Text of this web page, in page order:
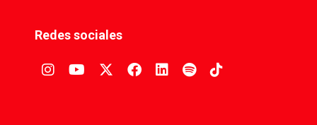
Redes sociales